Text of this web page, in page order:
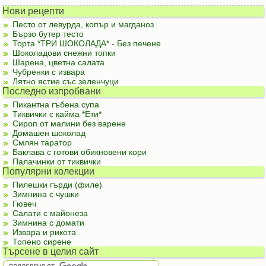
Нови рецепти
Песто от левурда, копър и магданоз
Бързо бутер тесто
Торта *ТРИ ШОКОЛАДА* - Без печене
Шоколадови снежни топки
Шарена, цветна салата
Чубренки с извара
Лятно ястие със зеленчуци
Последно изпробвани
Пикантна гъбена супа
Тиквички с кайма *Ети*
Сироп от малини без варене
Домашен шоколад
Смлян таратор
Баклава с готови обикновени кори
Палачинки от тиквички
Популярни колекции
Пилешки гърди (филе)
Зимнина с чушки
Гювеч
Салати с майонеза
Зимнина с домати
Извара и рикота
Топено сирене
Търсене в целия сайт